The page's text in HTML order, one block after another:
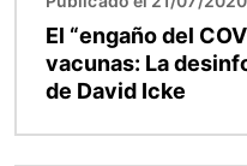
El “engaño del
vacunas: La
de David Icke